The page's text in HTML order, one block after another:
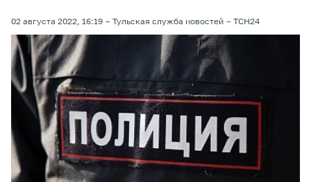
02 августа 2022, 16:19 Тульская служба новостей ТСН24